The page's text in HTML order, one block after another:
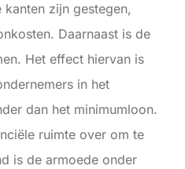
zijn gestegen,
Daarnaast is de
Het effect hiervan is
in het
dan het minimumloon.
ruimte over om te
is de armoede onder